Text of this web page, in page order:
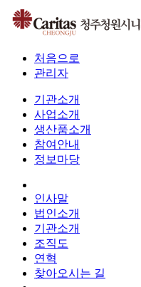
처음으로
관리자
기관소개
사업소개
생산품소개
참여안내
정보마당
인사말
법인소개
기관소개
조직도
연혁
찾아오시는 길